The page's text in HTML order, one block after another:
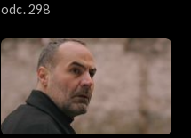
odc. 298